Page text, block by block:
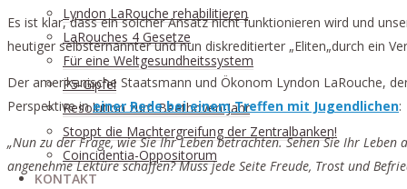
Lyndon LaRouche rehabilitieren
LaRouches 4 Gesetze
Für eine Weltgesundheitssystem
P5-Gipfel
Resolution zum Beethoven-Jahr
Stoppt die Machtergreifung der Zentralbanken!
Coincidentia-Oppositorum
KONTAKT
Es ist klar, dass ein solcher Ansatz nicht funktionieren wird und
heutiger selbsternannter und nun diskreditierter „Eliten„durch ein
Der amerikanische Staatsmann und Ökonom Lyndon LaRouche,
Perspektive ineiner Rede bei einem Treffen mit Jugendlichen:
„Nun zu der Frage, wie Sie Ihr Leben betrachten. Sehen Sie Ihr
angenehme Lektüre schaffen? Muss jede Seite Freude, Trost und